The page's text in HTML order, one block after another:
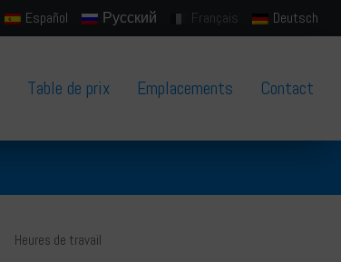
Español Русский Français Deutsch
Table de prix Emplacements Contact
Heures de travail